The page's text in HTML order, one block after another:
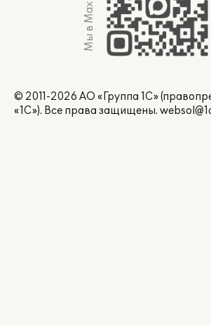
Мы в Max
© 2011-2026 АО «Группа 1С»
«1С»). Все права защищены.